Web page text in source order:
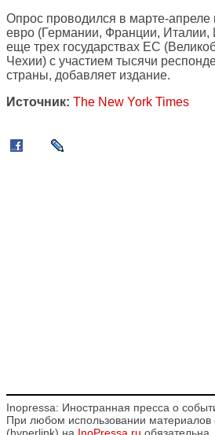
Опрос проводился в марте-апреле
евро (Германии, Франции, Италии,
еще трех государствах ЕС
Чехии) с участием тысячи
страны, добавляет издание.
Источник: The New York Times
Inopressa: Иностранная пресса о
При любом использовании материалов